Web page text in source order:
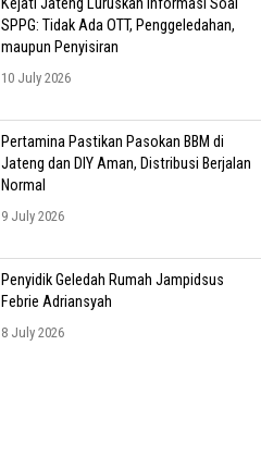
Kejati Jateng Luruskan Informasi Soal
SPPG: Tidak Ada OTT, Penggeledahan,
maupun Penyisiran
10 July 2026
Pertamina Pastikan Pasokan BBM di
Jateng dan DIY Aman, Distribusi Berjalan
Normal
9 July 2026
Penyidik Geledah Rumah Jampidsus
Febrie Adriansyah
8 July 2026